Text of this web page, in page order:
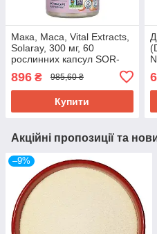
Мака, Maca, Vital Extracts,
Solaray, 300 мг, 60
рослинних капсул SOR-
896 ₴ 985,60 ₴
Купити
Акційні пропозиції та
–9%